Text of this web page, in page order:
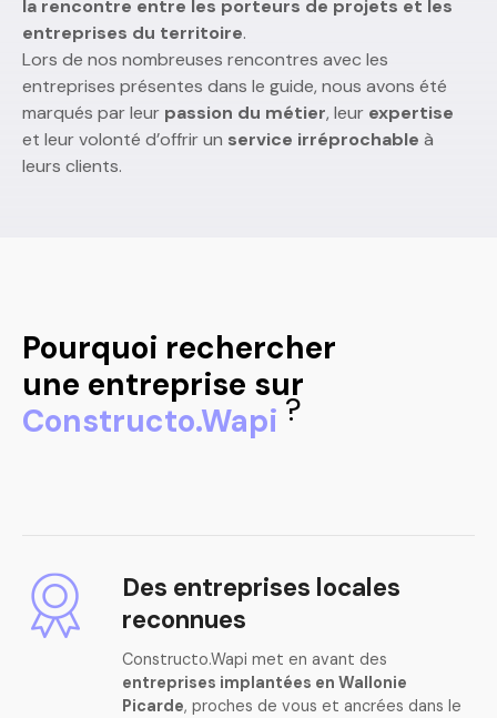
la rencontre entre les porteurs de projets et les
entreprises du territoire.
Lors de nos nombreuses rencontres avec les
entreprises présentes dans le guide, nous avons été
marqués par leur passion du métier, leur expertise
et leur volonté d’offrir un service irréprochable à
leurs clients.
Pourquoi rechercher
une entreprise sur
Constructo.Wapi ?
Des entreprises locales
reconnues
Constructo.Wapi met en avant des
entreprises implantées en Wallonie
Picarde, proches de vous et ancrées dans le